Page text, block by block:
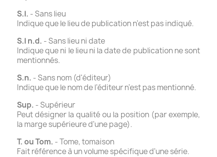
S.l. - Sans lieu
Indique que le lieu de publication n’est pas indiqué.
S.l n.d. - Sans lieu ni date
Indique que ni le lieu ni la date de publication ne sont
mentionnés.
S.n. - Sans nom (d'éditeur)
Indique que le nom de l’éditeur n’est pas mentionné.
Sup. - Supérieur
Peut désigner la qualité ou la position (par exemple,
la marge supérieure d'une page).
T. ou Tom. - Tome, tomaison
Fait référence à un volume spécifique d'une série.